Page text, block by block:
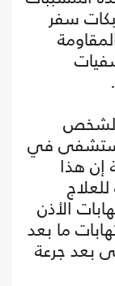
سفر
لشخص
في
إن هذا
الأذن
ما بعد
بعد جرعة